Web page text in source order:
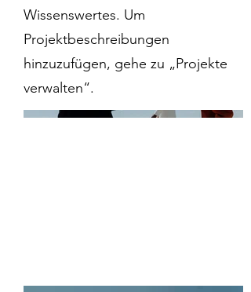
Wissenswertes. Um
Projektbeschreibungen
hinzuzufügen, gehe zu „Projekte
verwalten“.